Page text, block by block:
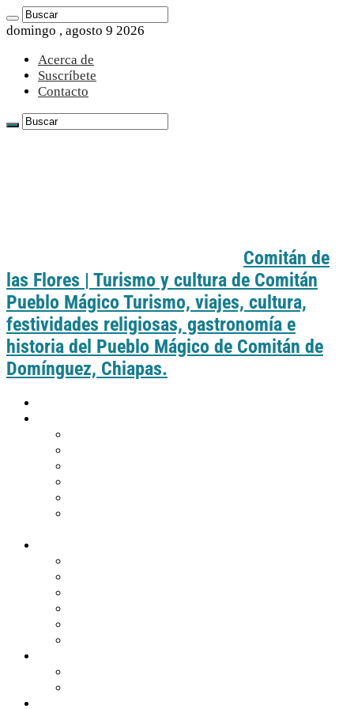
domingo , agosto 9 2026
Acerca de
Suscríbete
Contacto
Comitán de
las Flores | Turismo y cultura de Comitán
Pueblo Mágico Turismo, viajes, cultura,
festividades religiosas, gastronomía e
historia del Pueblo Mágico de Comitán de
Domínguez, Chiapas.